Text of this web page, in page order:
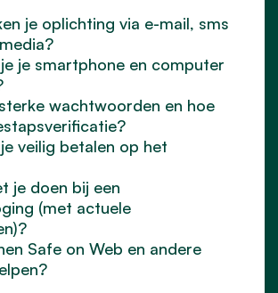
je oplichting via e-mail, sms
je smartphone en computer
wachtwoorden en hoe
veilig betalen op het
je doen bij een
(met actuele
Safe on Web en andere